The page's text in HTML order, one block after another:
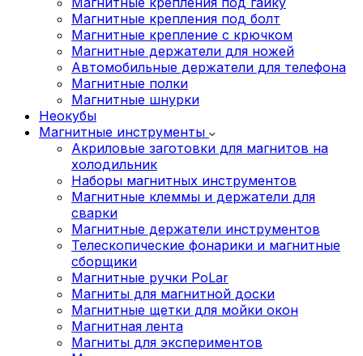
Магнитные крепления под болт
Магнитные крепление с крючком
Магнитные держатели для ножей
Автомобильные держатели для телефона
Магнитные полки
Магнитные шнурки
Неокубы
Магнитные инструменты
Акриловые заготовки для магнитов на
холодильник
Наборы магнитных инструментов
Магнитные клеммы и держатели для
сварки
Магнитные держатели инструментов
Телескопические фонарики и магнитные
сборщики
Магнитные ручки PoLar
Магниты для магнитной доски
Магнитные щетки для мойки окон
Магнитная лента
Магниты для экспериментов